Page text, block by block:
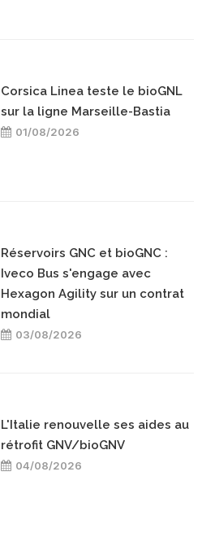
Corsica Linea teste le bioGNL
sur la ligne Marseille-Bastia
01/08/2026
Réservoirs GNC et bioGNC :
Iveco Bus s'engage avec
Hexagon Agility sur un contrat
mondial
03/08/2026
L'Italie renouvelle ses aides au
rétrofit GNV/bioGNV
04/08/2026